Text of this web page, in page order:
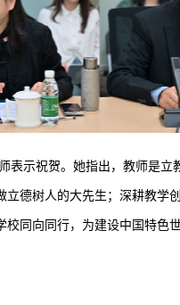
表示祝贺。她指出，教师是立
德树人的大先生；深耕教学
同向同行，为建设中国特色